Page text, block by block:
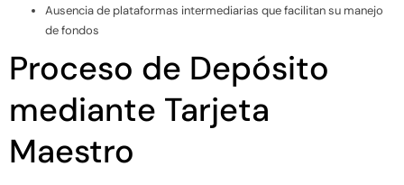
Ausencia de plataformas intermediarias que facilitan su manejo
de fondos
Proceso de Depósito
mediante Tarjeta
Maestro